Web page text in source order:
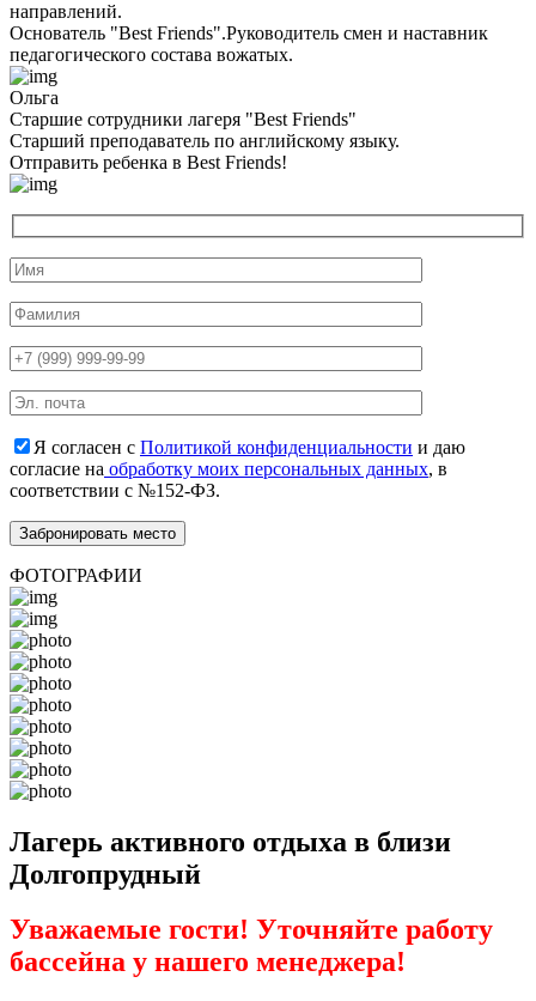
направлений.
Основатель "Best Friends".Руководитель смен и наставник
педагогического состава вожатых.
Ольга
Старшие сотрудники лагеря "Best Friends"
Cтарший преподаватель по английскому языку.
Отправить ребенка в Best Friends!
Я согласен с Политикой конфиденциальности и даю
согласие на обработку моих персональных данных, в
соответствии с №152-ФЗ.
ФОТОГРАФИИ
Лагерь активного отдыха в близи
Долгопрудный
Уважаемые гости! Уточняйте работу
бассейна у нашего менеджера!